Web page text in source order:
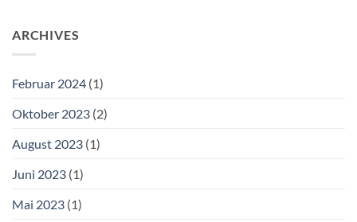
ARCHIVES
Februar 2024 (1)
Oktober 2023 (2)
August 2023 (1)
Juni 2023 (1)
Mai 2023 (1)